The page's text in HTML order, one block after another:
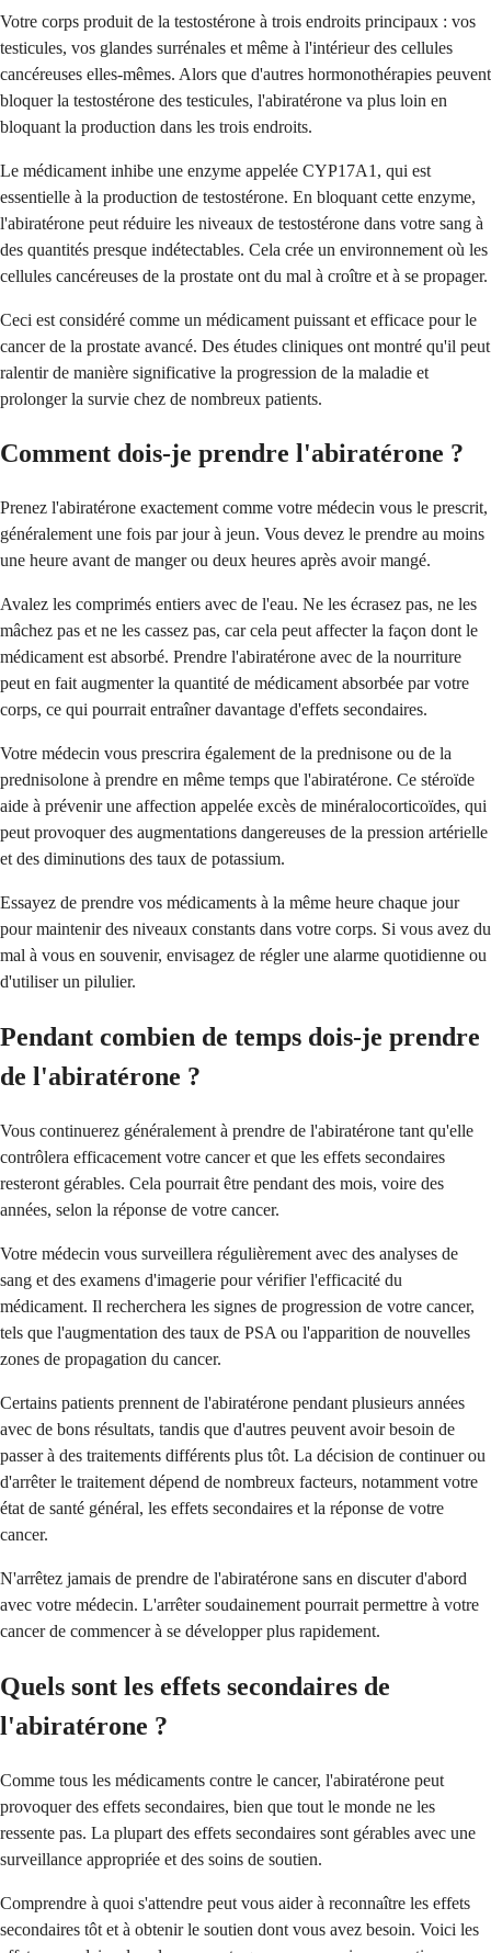
Votre corps produit de la testostérone à trois endroits principaux : vos
testicules, vos glandes surrénales et même à l'intérieur des cellules
cancéreuses elles-mêmes. Alors que d'autres hormonothérapies peuvent
bloquer la testostérone des testicules, l'abiratérone va plus loin en
bloquant la production dans les trois endroits.
Le médicament inhibe une enzyme appelée CYP17A1, qui est
essentielle à la production de testostérone. En bloquant cette enzyme,
l'abiratérone peut réduire les niveaux de testostérone dans votre sang à
des quantités presque indétectables. Cela crée un environnement où les
cellules cancéreuses de la prostate ont du mal à croître et à se propager.
Ceci est considéré comme un médicament puissant et efficace pour le
cancer de la prostate avancé. Des études cliniques ont montré qu'il peut
ralentir de manière significative la progression de la maladie et
prolonger la survie chez de nombreux patients.
Comment dois-je prendre l'abiratérone ?
Prenez l'abiratérone exactement comme votre médecin vous le prescrit,
généralement une fois par jour à jeun. Vous devez le prendre au moins
une heure avant de manger ou deux heures après avoir mangé.
Avalez les comprimés entiers avec de l'eau. Ne les écrasez pas, ne les
mâchez pas et ne les cassez pas, car cela peut affecter la façon dont le
médicament est absorbé. Prendre l'abiratérone avec de la nourriture
peut en fait augmenter la quantité de médicament absorbée par votre
corps, ce qui pourrait entraîner davantage d'effets secondaires.
Votre médecin vous prescrira également de la prednisone ou de la
prednisolone à prendre en même temps que l'abiratérone. Ce stéroïde
aide à prévenir une affection appelée excès de minéralocorticoïdes, qui
peut provoquer des augmentations dangereuses de la pression artérielle
et des diminutions des taux de potassium.
Essayez de prendre vos médicaments à la même heure chaque jour
pour maintenir des niveaux constants dans votre corps. Si vous avez du
mal à vous en souvenir, envisagez de régler une alarme quotidienne ou
d'utiliser un pilulier.
Pendant combien de temps dois-je prendre
de l'abiratérone ?
Vous continuerez généralement à prendre de l'abiratérone tant qu'elle
contrôlera efficacement votre cancer et que les effets secondaires
resteront gérables. Cela pourrait être pendant des mois, voire des
années, selon la réponse de votre cancer.
Votre médecin vous surveillera régulièrement avec des analyses de
sang et des examens d'imagerie pour vérifier l'efficacité du
médicament. Il recherchera les signes de progression de votre cancer,
tels que l'augmentation des taux de PSA ou l'apparition de nouvelles
zones de propagation du cancer.
Certains patients prennent de l'abiratérone pendant plusieurs années
avec de bons résultats, tandis que d'autres peuvent avoir besoin de
passer à des traitements différents plus tôt. La décision de continuer ou
d'arrêter le traitement dépend de nombreux facteurs, notamment votre
état de santé général, les effets secondaires et la réponse de votre
cancer.
N'arrêtez jamais de prendre de l'abiratérone sans en discuter d'abord
avec votre médecin. L'arrêter soudainement pourrait permettre à votre
cancer de commencer à se développer plus rapidement.
Quels sont les effets secondaires de
l'abiratérone ?
Comme tous les médicaments contre le cancer, l'abiratérone peut
provoquer des effets secondaires, bien que tout le monde ne les
ressente pas. La plupart des effets secondaires sont gérables avec une
surveillance appropriée et des soins de soutien.
Comprendre à quoi s'attendre peut vous aider à reconnaître les effets
secondaires tôt et à obtenir le soutien dont vous avez besoin. Voici les